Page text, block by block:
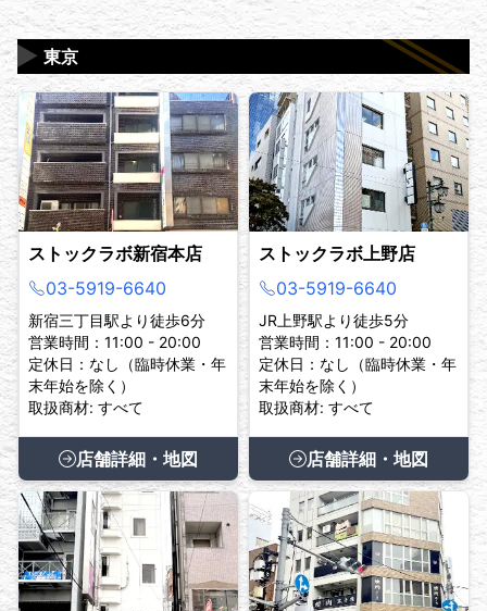
東京
▶
ストックラボ新宿本店
03-5919-6640
新宿三丁目駅より徒歩6分
営業時間：11:00 - 20:00
定休日：なし（臨時休業・年
末年始を除く）
取扱商材: すべて
店舗詳細・地図
ストックラボ上野店
03-5919-6640
JR上野駅より徒歩5分
営業時間：11:00 - 20:00
定休日：なし（臨時休業・年
末年始を除く）
取扱商材: すべて
店舗詳細・地図